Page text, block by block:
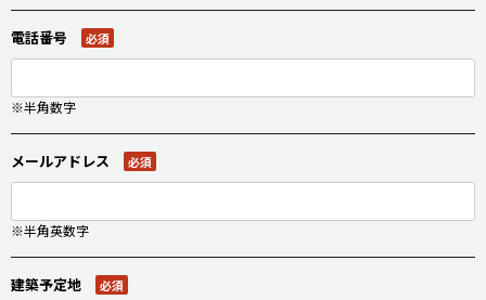
電話番号 必須
※半角数字
メールアドレス 必須
※半角英数字
建築予定地 必須